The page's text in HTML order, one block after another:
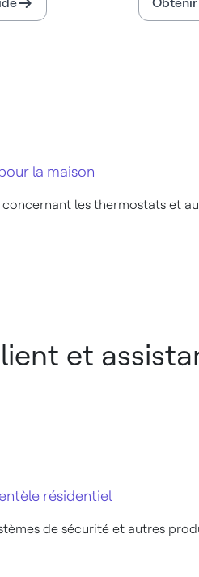
la maison
les thermostats et
et
résidentiel
de sécurité et autres